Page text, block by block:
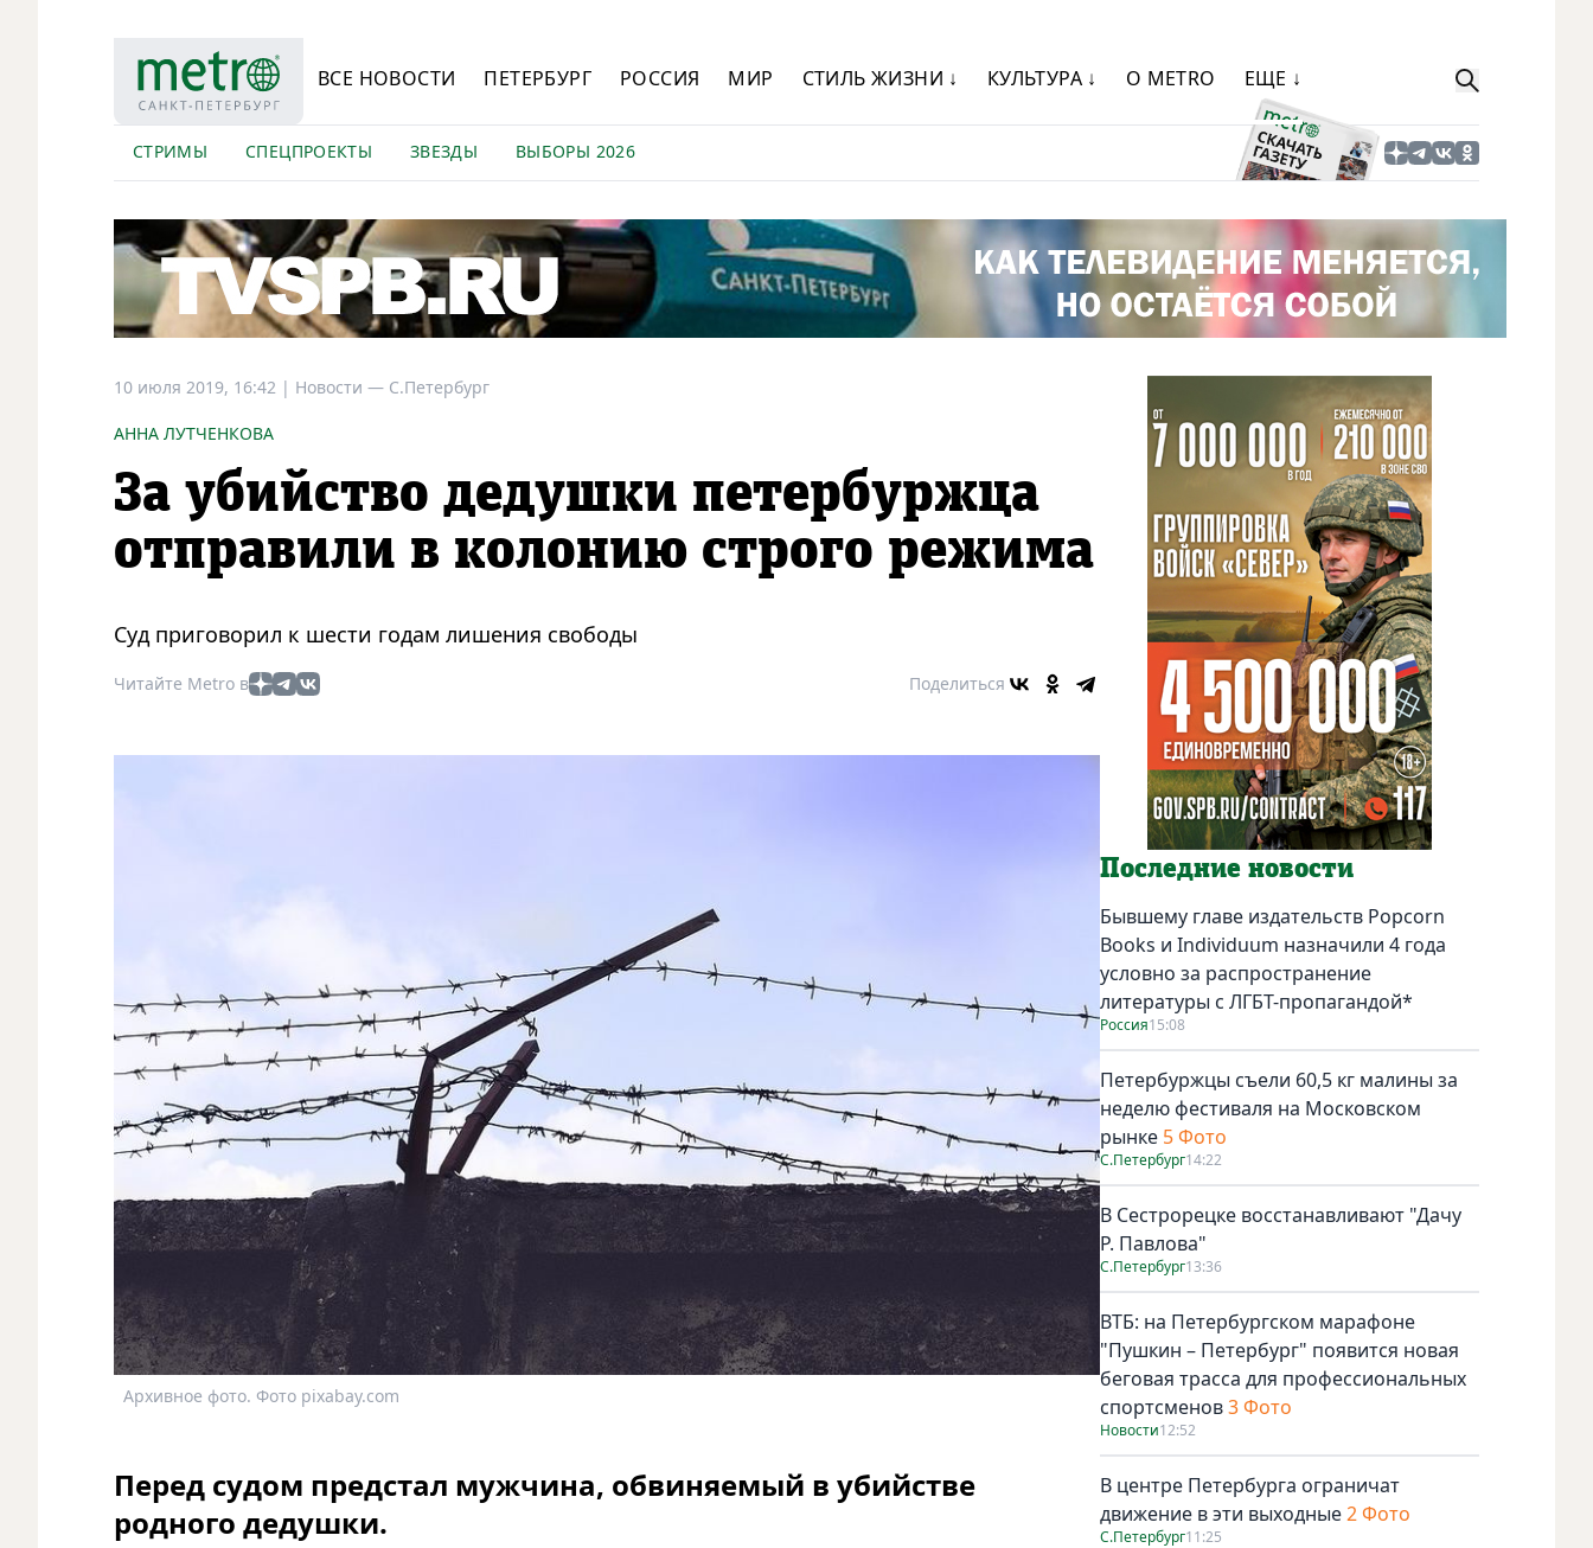
ВСЕ НОВОСТИ ПЕТЕРБУРГ РОССИЯ МИР СТИЛЬ ЖИЗНИ ↓ КУЛЬТУРА ↓ О METRO ЕЩЕ ↓
СТРИМЫ СПЕЦПРОЕКТЫ ЗВЕЗДЫ ВЫБОРЫ 2026
10 июля 2019, 16:42 | Новости — С.Петербург
АННА ЛУТЧЕНКОВА
За убийство дедушки петербуржца
отправили в колонию строго режима
Суд приговорил к шести годам лишения свободы
Читайте Metro в Поделиться
Архивное фото. Фото pixabay.com
Перед судом предстал мужчина, обвиняемый в убийстве
родного дедушки.
Последние новости
Бывшему главе издательств Popcorn
Books и Individuum назначили 4 года
условно за распространение
литературы с ЛГБТ-пропагандой*
Россия15:08
Петербуржцы съели 60,5 кг малины за
неделю фестиваля на Московском
рынке 5 Фото
С.Петербург14:22
В Сестрорецке восстанавливают "Дачу
Р. Павлова"
С.Петербург13:36
ВТБ: на Петербургском марафоне
"Пушкин – Петербург" появится новая
беговая трасса для профессиональных
спортсменов3 Фото
Новости12:52
В центре Петербурга ограничат
движение в эти выходные2 Фото
С.Петербург11:25